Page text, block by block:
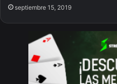
septiembre 15, 2019